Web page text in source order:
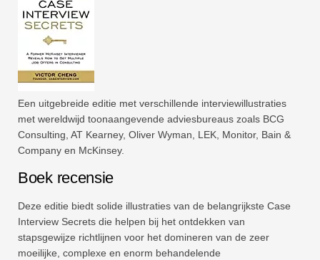
Een uitgebreide editie met verschillende interviewillustraties
met wereldwijd toonaangevende adviesbureaus zoals BCG
Consulting, AT Kearney, Oliver Wyman, LEK, Monitor, Bain &
Company en McKinsey.
Boek recensie
Deze editie biedt solide illustraties van de belangrijkste Case
Interview Secrets die helpen bij het ontdekken van
stapsgewijze richtlijnen voor het domineren van de zeer
moeilijke, complexe en enorm behandelende